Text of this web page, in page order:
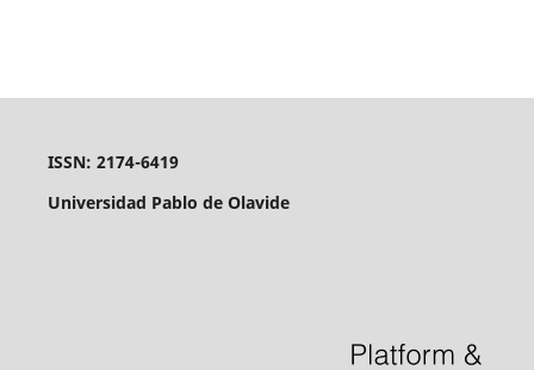
ISSN: 2174-6419
Universidad Pablo de Olavide